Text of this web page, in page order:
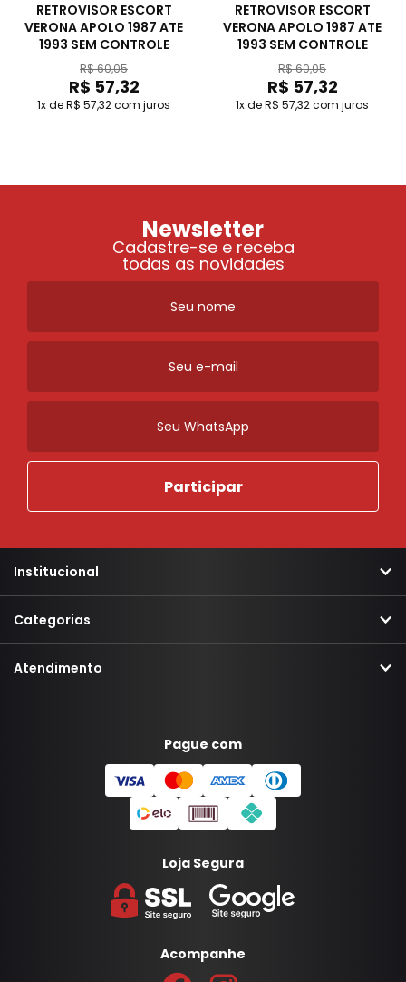
RETROVISOR ESCORT
VERONA APOLO 1987 ATE
1993 SEM CONTROLE
R$ 60,05
R$ 57,32
1x de R$ 57,32com juros
RETROVISOR ESCORT
VERONA APOLO 1987 ATE
1993 SEM CONTROLE
R$ 60,05
R$ 57,32
1x de R$ 57,32com juros
Newsletter
Cadastre-se e receba
todas as novidades
Institucional
Categorias
Atendimento
Pague com
Loja Segura
Acompanhe